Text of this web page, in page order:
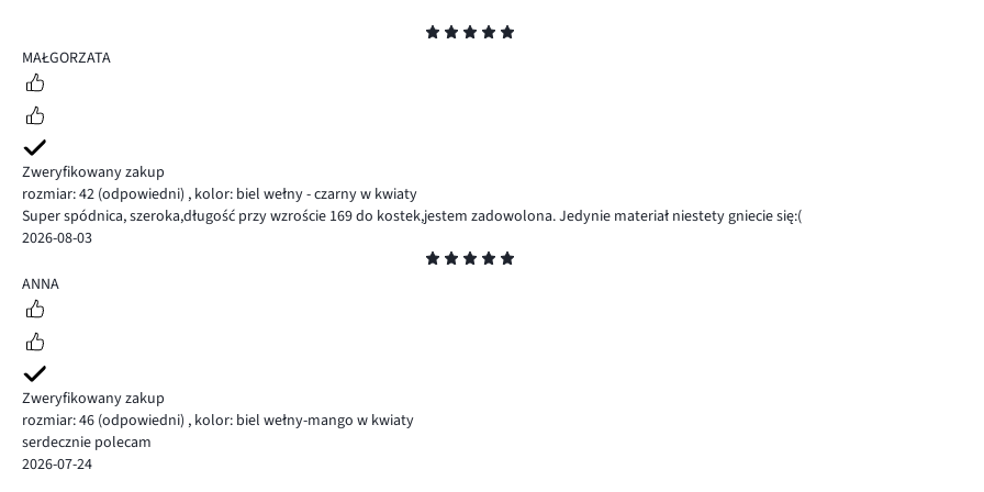
5
MAŁGORZATA
Zweryfikowany zakup
rozmiar: 42 (odpowiedni) , kolor: biel wełny - czarny w kwiaty
Super spódnica, szeroka,długość przy wzroście 169 do kostek,jestem zadowolona. Jedynie materiał niestety gniecie się:(
2026-08-03
5
ANNA
Zweryfikowany zakup
rozmiar: 46 (odpowiedni) , kolor: biel wełny-mango w kwiaty
serdecznie polecam
2026-07-24